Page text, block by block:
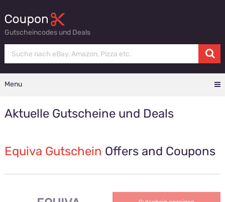
Gutscheincodes und Deals
Menu
Aktuelle Gutscheine und Deals
Equiva Gutschein Offers and Coupons